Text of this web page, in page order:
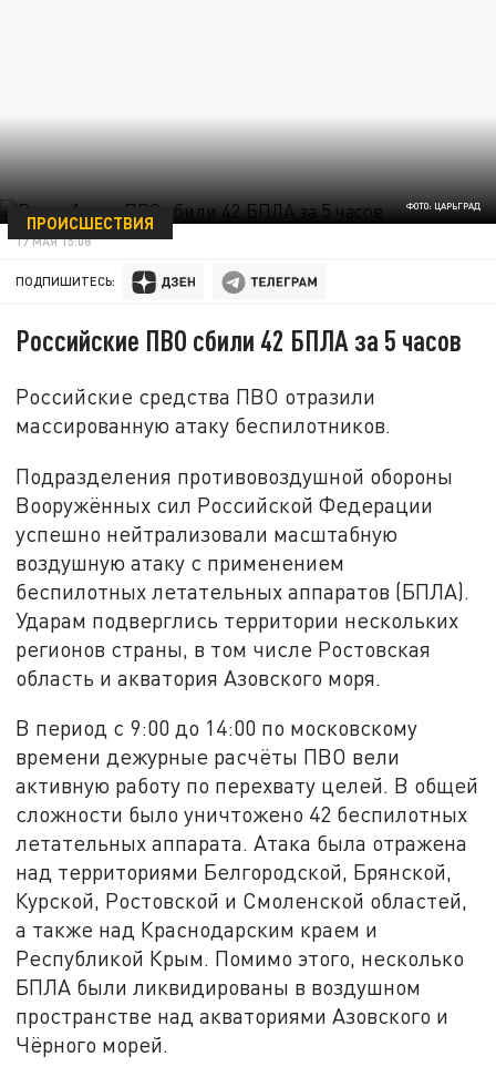
ФОТО: ЦАРЬГРАД
ПРОИСШЕСТВИЯ
17 МАЯ 15:08
ПОДПИШИТЕСЬ:
Российские ПВО сбили 42 БПЛА за 5 часов
Российские средства ПВО отразили
массированную атаку беспилотников.
Подразделения противовоздушной обороны
Вооружённых сил Российской Федерации
успешно нейтрализовали масштабную
воздушную атаку с применением
беспилотных летательных аппаратов (БПЛА).
Ударам подверглись территории нескольких
регионов страны, в том числе Ростовская
область и акватория Азовского моря.
В период с 9:00 до 14:00 по московскому
времени дежурные расчёты ПВО вели
активную работу по перехвату целей. В общей
сложности было уничтожено 42 беспилотных
летательных аппарата. Атака была отражена
над территориями Белгородской, Брянской,
Курской, Ростовской и Смоленской областей,
а также над Краснодарским краем и
Республикой Крым. Помимо этого, несколько
БПЛА были ликвидированы в воздушном
пространстве над акваториями Азовского и
Чёрного морей.